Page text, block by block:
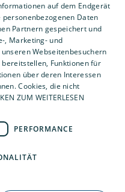
auf dem Endgerät
Daten
Partnern gespeichert und
, Marketing- und
Webseitenbesuchern
Funktionen für
über deren Interessen
Cookies, die nicht
ZUM WEITERLESEN
PERFORMANCE